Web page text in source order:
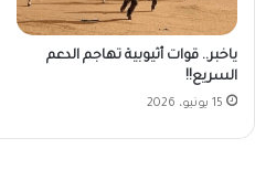
ياخبر.. قوات أثيوبية تهاجم الدعم
السريع!!
15 يونيو، 2026